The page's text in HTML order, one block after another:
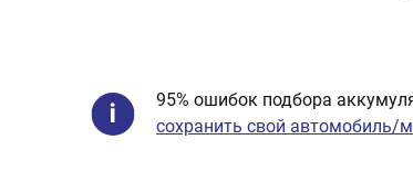
95% ошибок подбора
сохранить свой автомобиль/